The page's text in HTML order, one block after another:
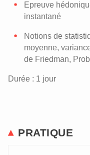
Epreuve
instantané
Notions de
moyenne,
de Friedman,
Durée : 1 jour
PRATIQUE